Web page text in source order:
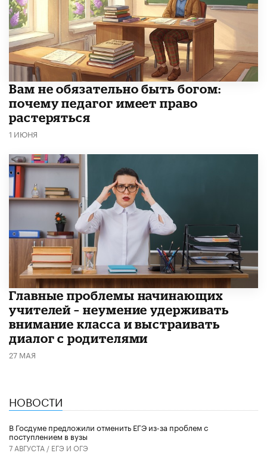
​Вам не обязательно быть богом:
почему педагог имеет право
растеряться
1 ИЮНЯ
Главные проблемы начинающих
учителей – неумение удерживать
внимание класса и выстраивать
диалог с родителями
27 МАЯ
НОВОСТИ
В Госдуме предложили отменить ЕГЭ из-за проблем с
поступлением в вузы
7 АВГУСТА / ЕГЭ И ОГЭ